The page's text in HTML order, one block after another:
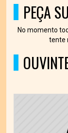
PEÇA
No momento
tente